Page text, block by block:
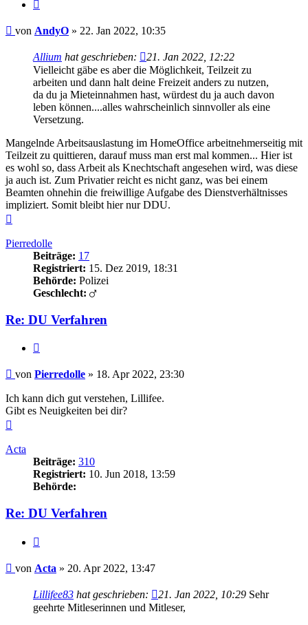
Beitrag
von AndyO » 22. Jan 2022, 10:35
Allium hat geschrieben:
21. Jan 2022, 12:22
Vielleicht gäbe es aber die Möglichkeit, Teilzeit zu
arbeiten und dann halt deine Freizeit anders zu nutzen,
da du ja Mieteinnahmen hast, würdest du ja auch davon
leben können....alles wahrscheinlich sinnvoller als eine
Versetzung.
Mangelnde Arbeitsauslastung im HomeOffice arbeitnehmerseitig mit
Teilzeit zu quittieren, darauf muss man erst mal kommen... Hier ist
es wohl so, dass Arbeit als Knechtschaft angesehen wird, was diese
ja auch ist. Zum Privatier reicht es nicht ganz, was bei einem
Beamten ohnehin die freiwillige Aufgabe des Dienstverhältnisses
impliziert. Somit bleibt hier nur DDU.
Pierredolle
Beiträge: 17
Registriert: 15. Dez 2019, 18:31
Behörde: Polizei
Geschlecht:
Re: DU Verfahren
Beitrag
von Pierredolle » 18. Apr 2022, 23:30
Ich kann dich gut verstehen, Lillifee.
Gibt es Neuigkeiten bei dir?
Acta
Beiträge: 310
Registriert: 10. Jun 2018, 13:59
Behörde:
Re: DU Verfahren
Beitrag
von Acta » 20. Apr 2022, 13:47
Lillifee83 hat geschrieben: 21. Jan 2022, 10:29 Sehr
geehrte Mitleserinnen und Mitleser,